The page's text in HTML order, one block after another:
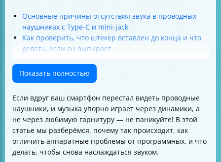
Основные причины отсутствия звука в проводных
наушниках с Type-C и mini-jack
Как проверить, что штекер вставлен до конца и что
делать, если он выпирает
пыли
Как определить, что проблема в телефоне, а не в
Как отличить неисправность кабеля или гарнитуры
от проблем смартфона
Роль совместимости адаптера Type-C to 3.5 мм и
признаки несовместимости
Что делать, если появляется сообщение "USB-
устройство не поддерживается"
Показать полностью
Если вдруг ваш смартфон перестал видеть проводные
наушники, и музыка упорно играет через динамики, а
не через любимую гарнитуру — не паникуйте! В этой
статье мы разберёмся, почему так происходит, как
отличить аппаратные проблемы от программных, и что
делать, чтобы снова наслаждаться звуком.